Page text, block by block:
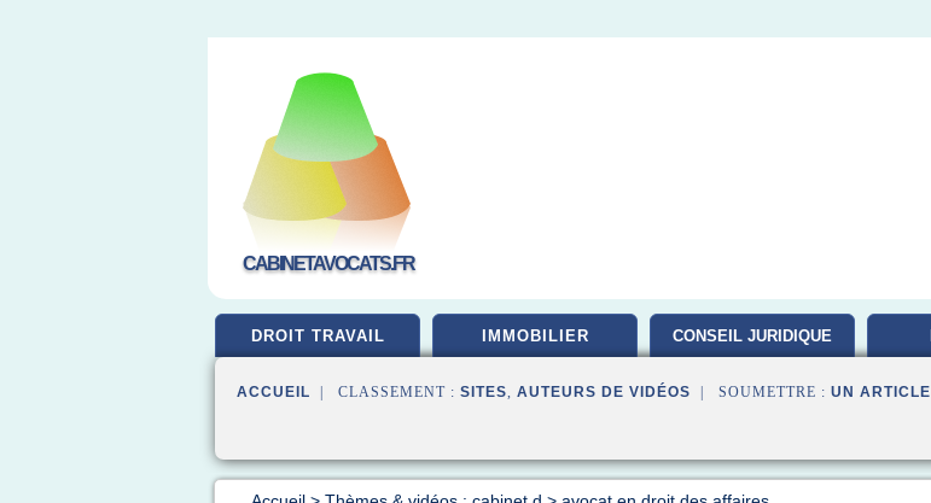
CABINETAVOCATS.FR
DROIT TRAVAIL IMMOBILIER CONSEIL JURIDIQUE
ACCUEIL | CLASSEMENT : SITES, AUTEURS DE VIDÉOS | SOUMETTRE : UN ARTICLE